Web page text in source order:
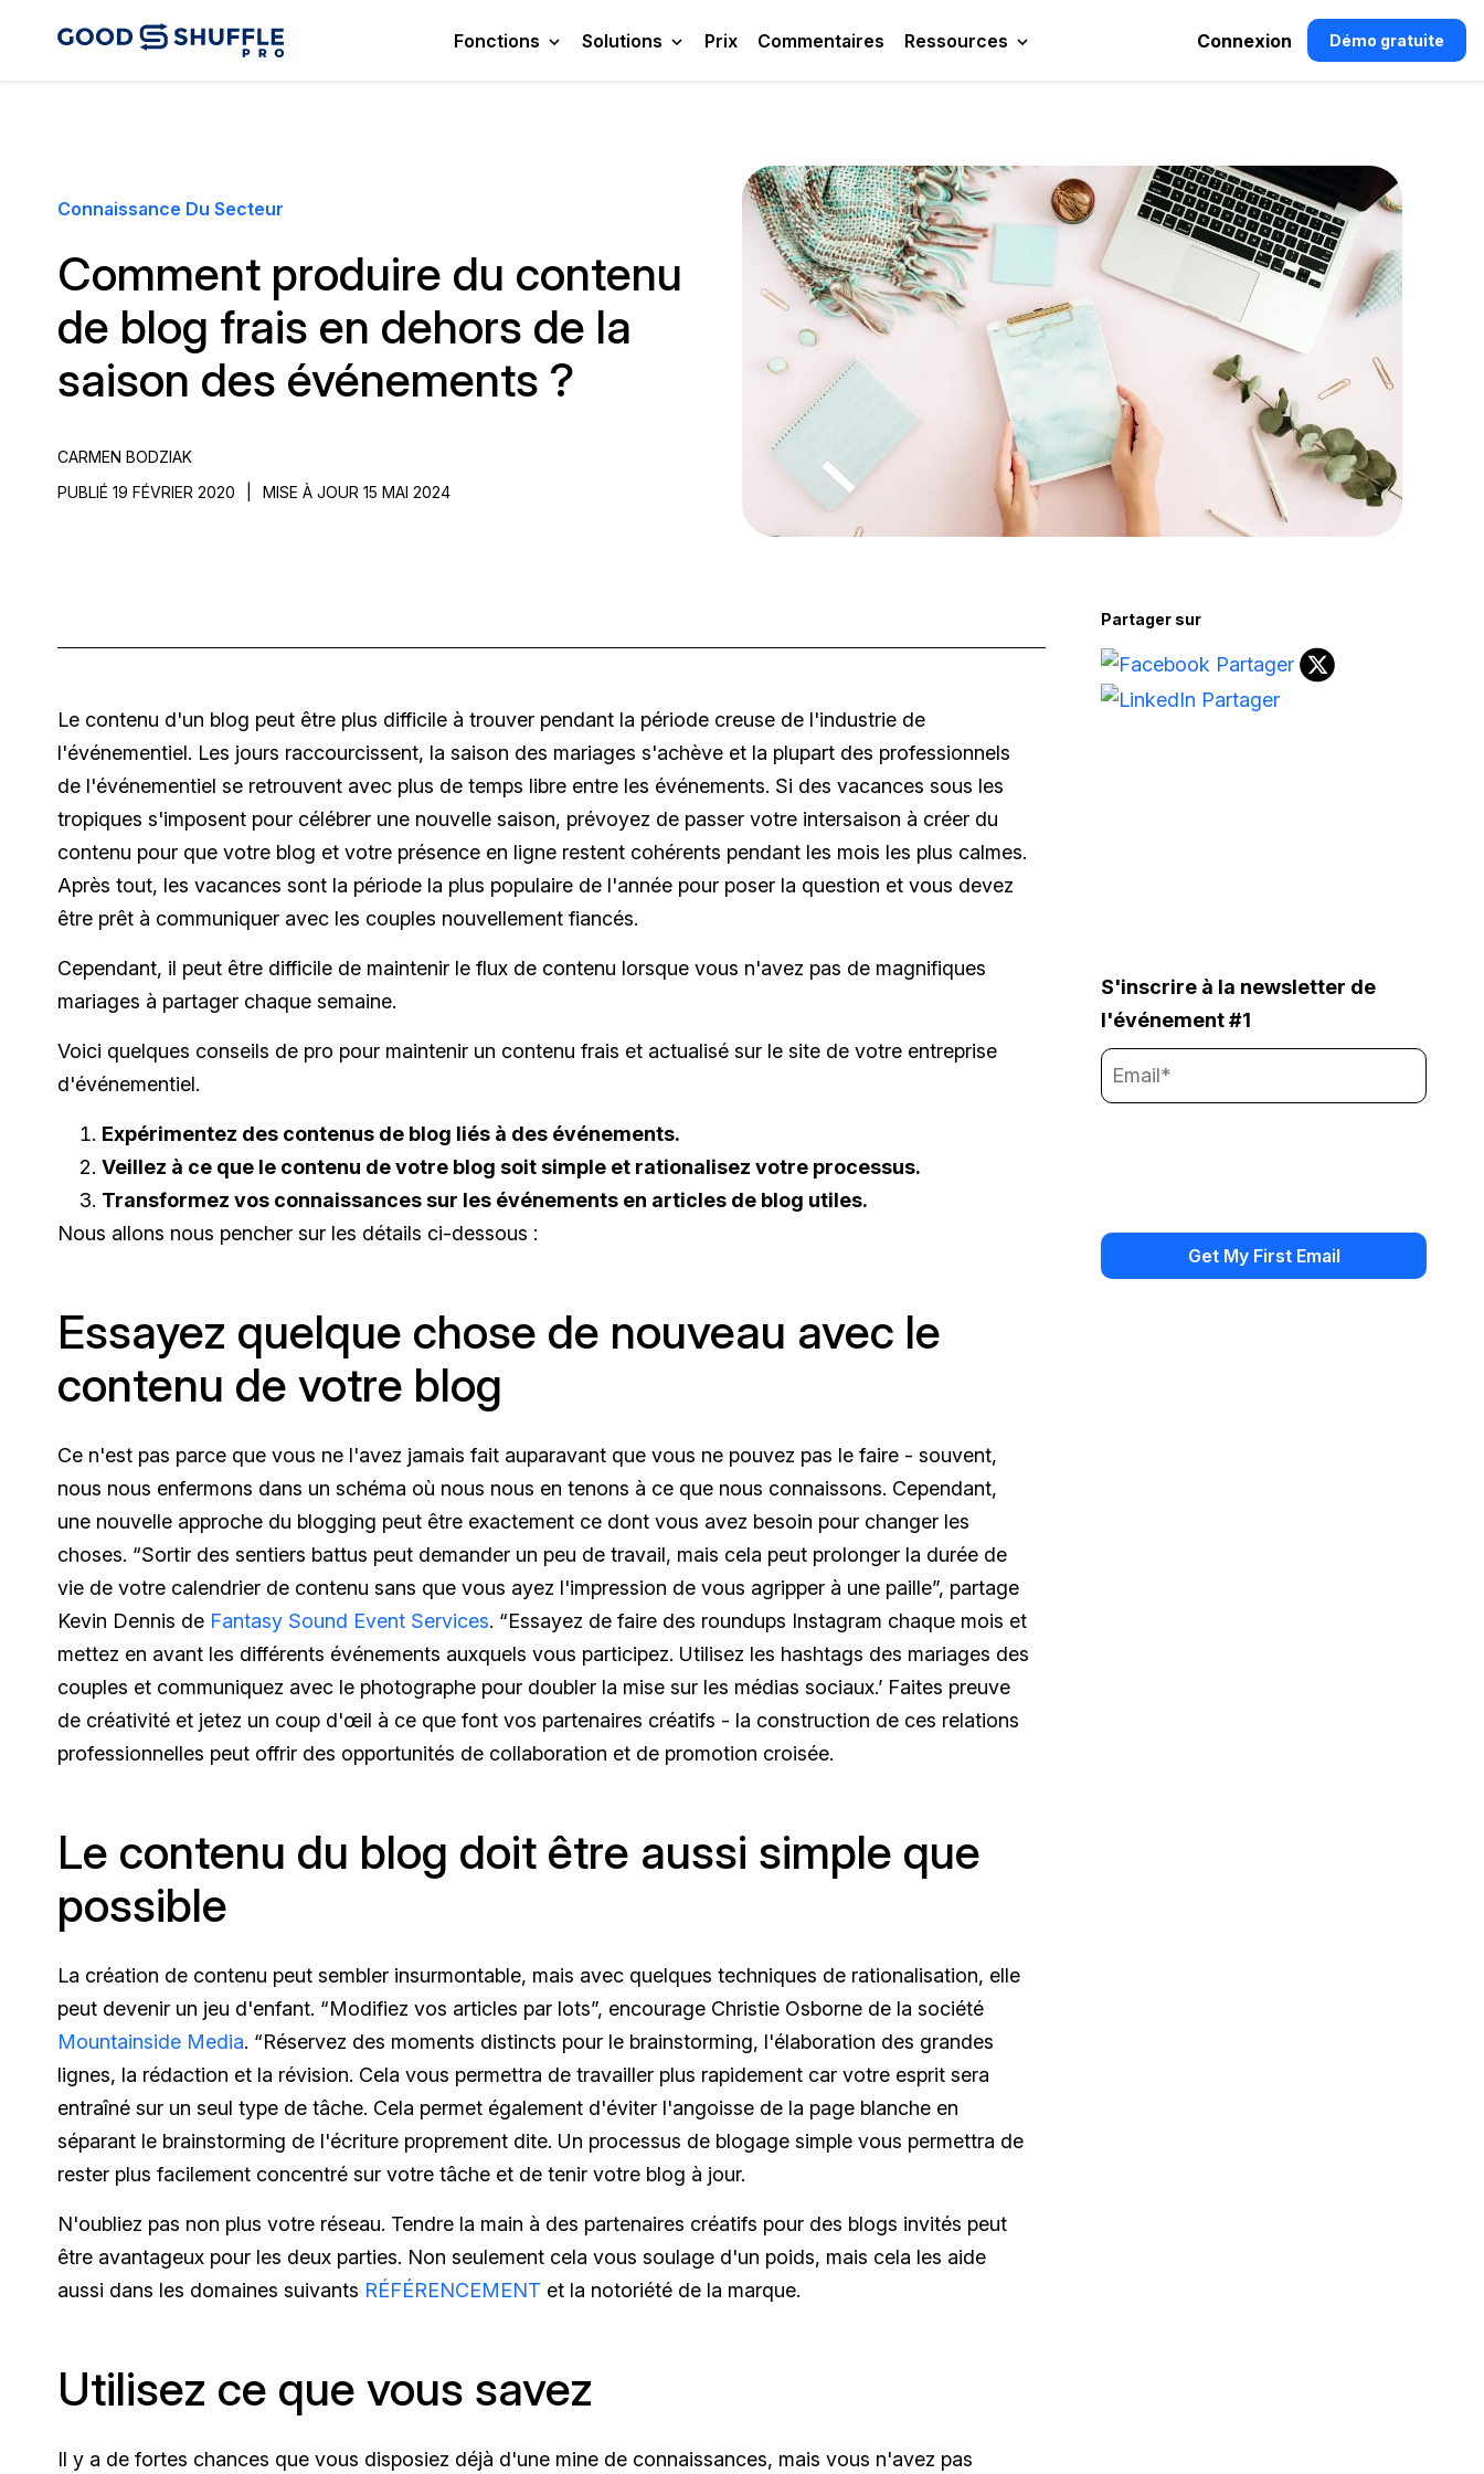
Fonctions Solutions Prix Commentaires Ressources Connexion Démo gratuite
Connaissance Du Secteur
Comment produire du contenu
de blog frais en dehors de la
saison des événements ?
CARMEN BODZIAK
PUBLIÉ 19 FÉVRIER 2020
MISE À JOUR 15 MAI 2024
Le contenu d'un blog peut être plus difficile à trouver pendant la période creuse de l'industrie de
l'événementiel. Les jours raccourcissent, la saison des mariages s'achève et la plupart des professionnels
de l'événementiel se retrouvent avec plus de temps libre entre les événements. Si des vacances sous les
tropiques s'imposent pour célébrer une nouvelle saison, prévoyez de passer votre intersaison à créer du
contenu pour que votre blog et votre présence en ligne restent cohérents pendant les mois les plus calmes.
Après tout, les vacances sont la période la plus populaire de l'année pour poser la question et vous devez
être prêt à communiquer avec les couples nouvellement fiancés.
Cependant, il peut être difficile de maintenir le flux de contenu lorsque vous n'avez pas de magnifiques
mariages à partager chaque semaine.
Voici quelques conseils de pro pour maintenir un contenu frais et actualisé sur le site de votre entreprise
d'événementiel.
Expérimentez des contenus de blog liés à des événements.
Veillez à ce que le contenu de votre blog soit simple et rationalisez votre processus.
Transformez vos connaissances sur les événements en articles de blog utiles.
Nous allons nous pencher sur les détails ci-dessous :
Essayez quelque chose de nouveau avec le
contenu de votre blog
Ce n'est pas parce que vous ne l'avez jamais fait auparavant que vous ne pouvez pas le faire - souvent,
nous nous enfermons dans un schéma où nous nous en tenons à ce que nous connaissons. Cependant,
une nouvelle approche du blogging peut être exactement ce dont vous avez besoin pour changer les
choses. “Sortir des sentiers battus peut demander un peu de travail, mais cela peut prolonger la durée de
vie de votre calendrier de contenu sans que vous ayez l'impression de vous agripper à une paille”, partage
Kevin Dennis de Fantasy Sound Event Services. “Essayez de faire des roundups Instagram chaque mois et
mettez en avant les différents événements auxquels vous participez. Utilisez les hashtags des mariages des
couples et communiquez avec le photographe pour doubler la mise sur les médias sociaux.’ Faites preuve
de créativité et jetez un coup d'œil à ce que font vos partenaires créatifs - la construction de ces relations
professionnelles peut offrir des opportunités de collaboration et de promotion croisée.
Le contenu du blog doit être aussi simple que
possible
La création de contenu peut sembler insurmontable, mais avec quelques techniques de rationalisation, elle
peut devenir un jeu d'enfant. “Modifiez vos articles par lots”, encourage Christie Osborne de la société
Mountainside Media. “Réservez des moments distincts pour le brainstorming, l'élaboration des grandes
lignes, la rédaction et la révision. Cela vous permettra de travailler plus rapidement car votre esprit sera
entraîné sur un seul type de tâche. Cela permet également d'éviter l'angoisse de la page blanche en
séparant le brainstorming de l'écriture proprement dite. Un processus de blogage simple vous permettra de
rester plus facilement concentré sur votre tâche et de tenir votre blog à jour.
N'oubliez pas non plus votre réseau. Tendre la main à des partenaires créatifs pour des blogs invités peut
être avantageux pour les deux parties. Non seulement cela vous soulage d'un poids, mais cela les aide
aussi dans les domaines suivants RÉFÉRENCEMENT et la notoriété de la marque.
Utilisez ce que vous savez
Il y a de fortes chances que vous disposiez déjà d'une mine de connaissances, mais vous n'avez pas
Partager sur
S'inscrire à la newsletter de
l'événement #1
Change Language